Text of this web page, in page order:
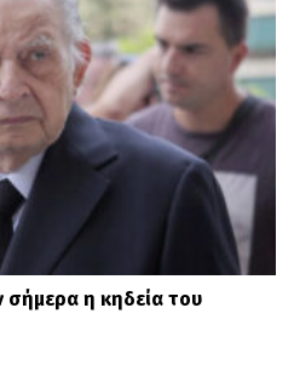
η κηδεία του